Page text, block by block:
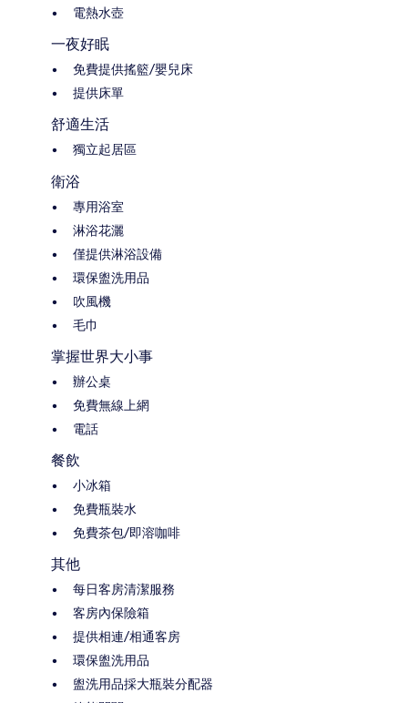
電熱水壺
一夜好眠
免費提供搖籃/嬰兒床
提供床單
舒適生活
獨立起居區
衛浴
專用浴室
淋浴花灑
僅提供淋浴設備
環保盥洗用品
吹風機
毛巾
掌握世界大小事
辦公桌
免費無線上網
電話
餐飲
小冰箱
免費瓶裝水
免費茶包/即溶咖啡
其他
每日客房清潔服務
客房內保險箱
提供相連/相通客房
環保盥洗用品
盥洗用品採大瓶裝分配器